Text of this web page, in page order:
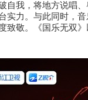
自我，将地方说唱
实力。与此同时，
致敬。《国乐无双